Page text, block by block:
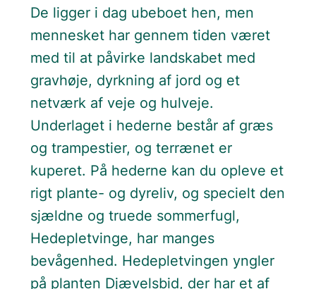
De ligger i dag ubeboet hen, men
mennesket har gennem tiden været
med til at påvirke landskabet med
gravhøje, dyrkning af jord og et
netværk af veje og hulveje.
Underlaget i hederne består af græs
og trampestier, og terrænet er
kuperet. På hederne kan du opleve et
rigt plante- og dyreliv, og specielt den
sjældne og truede sommerfugl,
Hedepletvinge, har manges
bevågenhed. Hedepletvingen yngler
på planten Djævelsbid, der har et af